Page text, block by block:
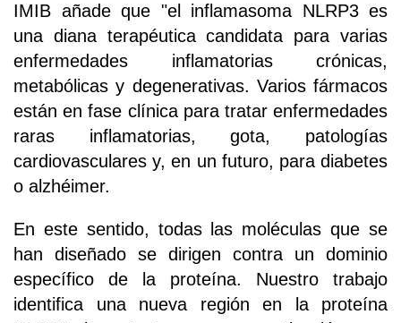
IMIB añade que "el inflamasoma NLRP3 es
una diana terapéutica candidata para varias
enfermedades inflamatorias crónicas,
metabólicas y degenerativas. Varios fármacos
están en fase clínica para tratar enfermedades
raras inflamatorias, gota, patologías
cardiovasculares y, en un futuro, para diabetes
o alzhéimer.
En este sentido, todas las moléculas que se
han diseñado se dirigen contra un dominio
específico de la proteína. Nuestro trabajo
identifica una nueva región en la proteína